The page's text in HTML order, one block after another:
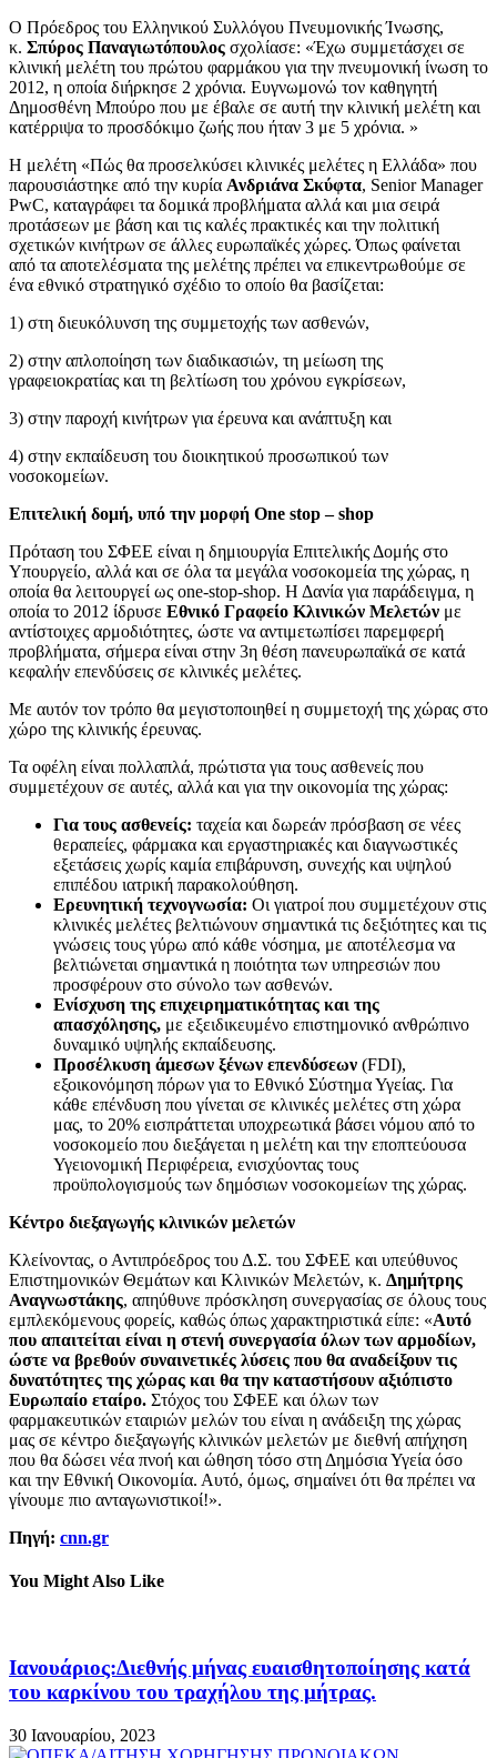
Ο Πρόεδρος του Ελληνικού Συλλόγου Πνευμονικής Ίνωσης,
κ. Σπύρος Παναγιωτόπουλος σχολίασε: «Έχω συμμετάσχει σε
κλινική μελέτη του πρώτου φαρμάκου για την πνευμονική ίνωση το
2012, η οποία διήρκησε 2 χρόνια. Ευγνωμονώ τον καθηγητή
Δημοσθένη Μπούρο που με έβαλε σε αυτή την κλινική μελέτη και
κατέρριψα το προσδόκιμο ζωής που ήταν 3 με 5 χρόνια. »
Η μελέτη «Πώς θα προσελκύσει κλινικές μελέτες η Ελλάδα» που
παρουσιάστηκε από την κυρία Ανδριάνα Σκύφτα, Senior Manager
PwC, καταγράφει τα δομικά προβλήματα αλλά και μια σειρά
προτάσεων με βάση και τις καλές πρακτικές και την πολιτική
σχετικών κινήτρων σε άλλες ευρωπαϊκές χώρες. Όπως φαίνεται
από τα αποτελέσματα της μελέτης πρέπει να επικεντρωθούμε σε
ένα εθνικό στρατηγικό σχέδιο το οποίο θα βασίζεται:
1) στη διευκόλυνση της συμμετοχής των ασθενών,
2) στην απλοποίηση των διαδικασιών, τη μείωση της
γραφειοκρατίας και τη βελτίωση του χρόνου εγκρίσεων,
3) στην παροχή κινήτρων για έρευνα και ανάπτυξη και
4) στην εκπαίδευση του διοικητικού προσωπικού των
νοσοκομείων.
Επιτελική δομή, υπό την μορφή One stop –shop
Πρόταση του ΣΦΕΕ είναι η δημιουργία Επιτελικής Δομής στο
Υπουργείο, αλλά και σε όλα τα μεγάλα νοσοκομεία της χώρας, η
οποία θα λειτουργεί ως one-stop-shop. Η Δανία για παράδειγμα, η
οποία το 2012 ίδρυσε Εθνικό Γραφείο Κλινικών Μελετών με
αντίστοιχες αρμοδιότητες, ώστε να αντιμετωπίσει παρεμφερή
προβλήματα, σήμερα είναι στην 3η θέση πανευρωπαϊκά σε κατά
κεφαλήν επενδύσεις σε κλινικές μελέτες.
Με αυτόν τον τρόπο θα μεγιστοποιηθεί η συμμετοχή της χώρας στο
χώρο της κλινικής έρευνας.
Τα οφέλη είναι πολλαπλά, πρώτιστα για τους ασθενείς που
συμμετέχουν σε αυτές, αλλά και για την οικονομία της χώρας:
Για τους ασθενείς: ταχεία και δωρεάν πρόσβαση σε νέες
θεραπείες, φάρμακα και εργαστηριακές και διαγνωστικές
εξετάσεις χωρίς καμία επιβάρυνση, συνεχής και υψηλού
επιπέδου ιατρική παρακολούθηση.
Ερευνητική τεχνογνωσία: Οι γιατροί που συμμετέχουν στις
κλινικές μελέτες βελτιώνουν σημαντικά τις δεξιότητες και τις
γνώσεις τους γύρω από κάθε νόσημα, με αποτέλεσμα να
βελτιώνεται σημαντικά η ποιότητα των υπηρεσιών που
προσφέρουν στο σύνολο των ασθενών.
Ενίσχυση της επιχειρηματικότητας και της
απασχόλησης, με εξειδικευμένο επιστημονικό ανθρώπινο
δυναμικό υψηλής εκπαίδευσης.
Προσέλκυση άμεσων ξένων επενδύσεων (FDI),
εξοικονόμηση πόρων για το Εθνικό Σύστημα Υγείας. Για
κάθε επένδυση που γίνεται σε κλινικές μελέτες στη χώρα
μας, το 20% εισπράττεται υποχρεωτικά βάσει νόμου από το
νοσοκομείο που διεξάγεται η μελέτη και την εποπτεύουσα
Υγειονομική Περιφέρεια, ενισχύοντας τους
προϋπολογισμούς των δημόσιων νοσοκομείων της χώρας.
Κέντρο διεξαγωγής κλινικών μελετών
Κλείνοντας, ο Αντιπρόεδρος του Δ.Σ. του ΣΦΕΕ και υπεύθυνος
Επιστημονικών Θεμάτων και Κλινικών Μελετών, κ. Δημήτρης
Αναγνωστάκης, απηύθυνε πρόσκληση συνεργασίας σε όλους τους
εμπλεκόμενους φορείς, καθώς όπως χαρακτηριστικά είπε: «Αυτό
που απαιτείται είναι η στενή συνεργασία όλων των αρμοδίων,
ώστε να βρεθούν συναινετικές λύσεις που θα αναδείξουν τις
δυνατότητες της χώρας και θα την καταστήσουν αξιόπιστο
Ευρωπαίο εταίρο. Στόχος του ΣΦΕΕ και όλων των
φαρμακευτικών εταιριών μελών του είναι η ανάδειξη της χώρας
μας σε κέντρο διεξαγωγής κλινικών μελετών με διεθνή απήχηση
που θα δώσει νέα πνοή και ώθηση τόσο στη Δημόσια Υγεία όσο
και την Εθνική Οικονομία. Αυτό, όμως, σημαίνει ότι θα πρέπει να
γίνουμε πιο ανταγωνιστικοί!».
Πηγή: cnn.gr
You Might Also Like
Ιανουάριος:Διεθνής μήνας ευαισθητοποίησης κατά
του καρκίνου του τραχήλου της μήτρας.
30 Ιανουαρίου, 2023